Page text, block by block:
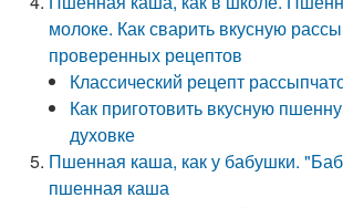
молоке. Как сварить вкусную
проверенных рецептов
Классический рецепт
Как приготовить вкусную
духовке
Пшенная каша, как у бабушки.
пшенная каша